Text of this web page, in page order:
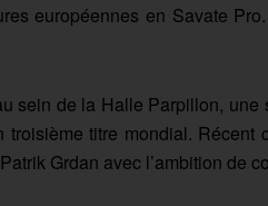
européennes en Savate
sein de la Halle Parpillon, une
troisième titre mondial. Récent
Grdan avec l’ambition de